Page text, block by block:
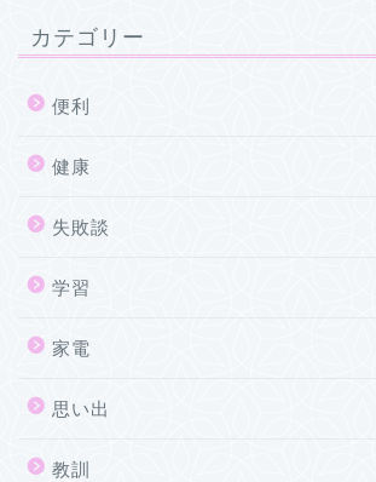
カテゴリー
便利
健康
失敗談
学習
家電
思い出
教訓